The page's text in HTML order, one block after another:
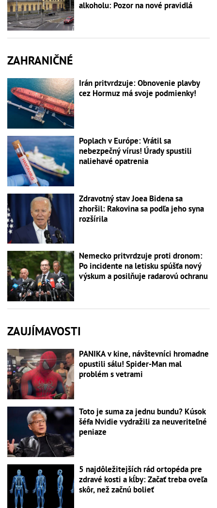
alkoholu: Pozor na nové pravidlá
ZAHRANIČNÉ
Irán pritvrdzuje: Obnovenie plavby
cez Hormuz má svoje podmienky!
Poplach v Európe: Vrátil sa
nebezpečný vírus! Úrady spustili
naliehavé opatrenia
Zdravotný stav Joea Bidena sa
zhoršil: Rakovina sa podľa jeho syna
rozšírila
Nemecko pritvrdzuje proti dronom:
Po incidente na letisku spúšťa nový
výskum a posilňuje radarovú ochranu
ZAUJÍMAVOSTI
PANIKA v kine, návštevníci hromadne
opustili sálu! Spider-Man mal
problém s vetrami
Toto je suma za jednu bundu? Kúsok
šéfa Nvidie vydražili za neuveriteľné
peniaze
5 najdôležitejších rád ortopéda pre
zdravé kosti a kĺby: Začať treba oveľa
skôr, než začnú bolieť